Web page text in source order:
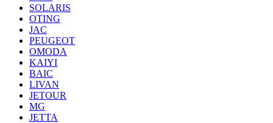
SOLARIS
OTING
JAC
PEUGEOT
OMODA
KAIYI
BAIC
LIVAN
JETOUR
MG
JETTA